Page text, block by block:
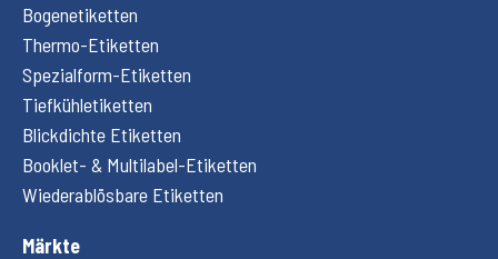
Bogenetiketten
Thermo-Etiketten
Spezialform-Etiketten
Tiefkühletiketten
Blickdichte Etiketten
Booklet- & Multilabel-Etiketten
Wiederablösbare Etiketten
Märkte